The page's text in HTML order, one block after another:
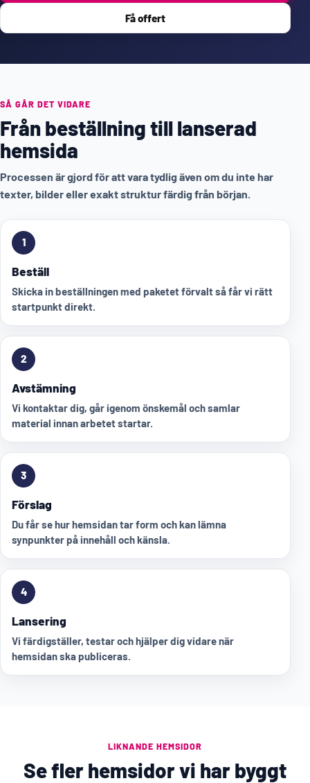
Få offert
SÅ GÅR DET VIDARE
Från beställning till lanserad
hemsida
Processen är gjord för att vara tydlig även om du inte har
texter, bilder eller exakt struktur färdig från början.
1
Beställ
Skicka in beställningen med paketet förvalt så får vi rätt
startpunkt direkt.
2
Avstämning
Vi kontaktar dig, går igenom önskemål och samlar
material innan arbetet startar.
3
Förslag
Du får se hur hemsidan tar form och kan lämna
synpunkter på innehåll och känsla.
4
Lansering
Vi färdigställer, testar och hjälper dig vidare när
hemsidan ska publiceras.
LIKNANDE HEMSIDOR
Se fler hemsidor vi har byggt